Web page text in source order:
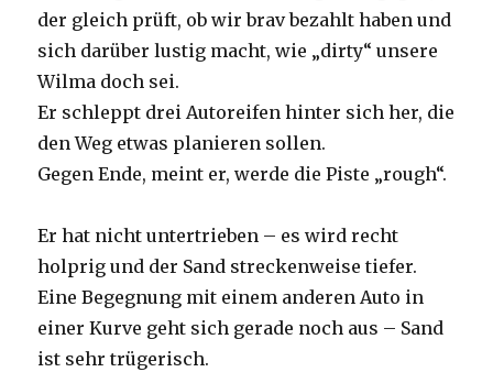
der gleich prüft, ob wir brav bezahlt haben und
sich darüber lustig macht, wie „dirty“ unsere
Wilma doch sei.
Er schleppt drei Autoreifen hinter sich her, die
den Weg etwas planieren sollen.
Gegen Ende, meint er, werde die Piste „rough“.
Er hat nicht untertrieben – es wird recht
holprig und der Sand streckenweise tiefer.
Eine Begegnung mit einem anderen Auto in
einer Kurve geht sich gerade noch aus – Sand
ist sehr trügerisch.